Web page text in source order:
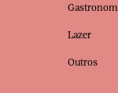
Lazer
Outros